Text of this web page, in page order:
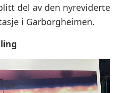
del av den nyreviderte
i Garborgheimen.